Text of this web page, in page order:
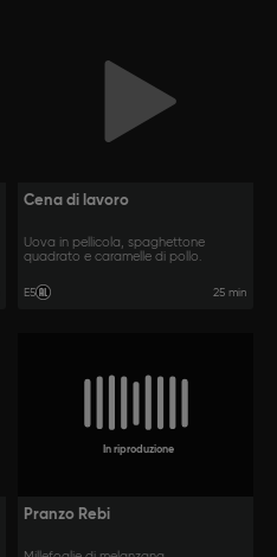
Cena di lavoro
Uova in pellicola, spaghettone
quadrato e caramelle di pollo.
E5 25 min
In riproduzione
Pranzo Rebi